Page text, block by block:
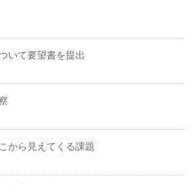
いて要望書を提出
から見えてくる課題